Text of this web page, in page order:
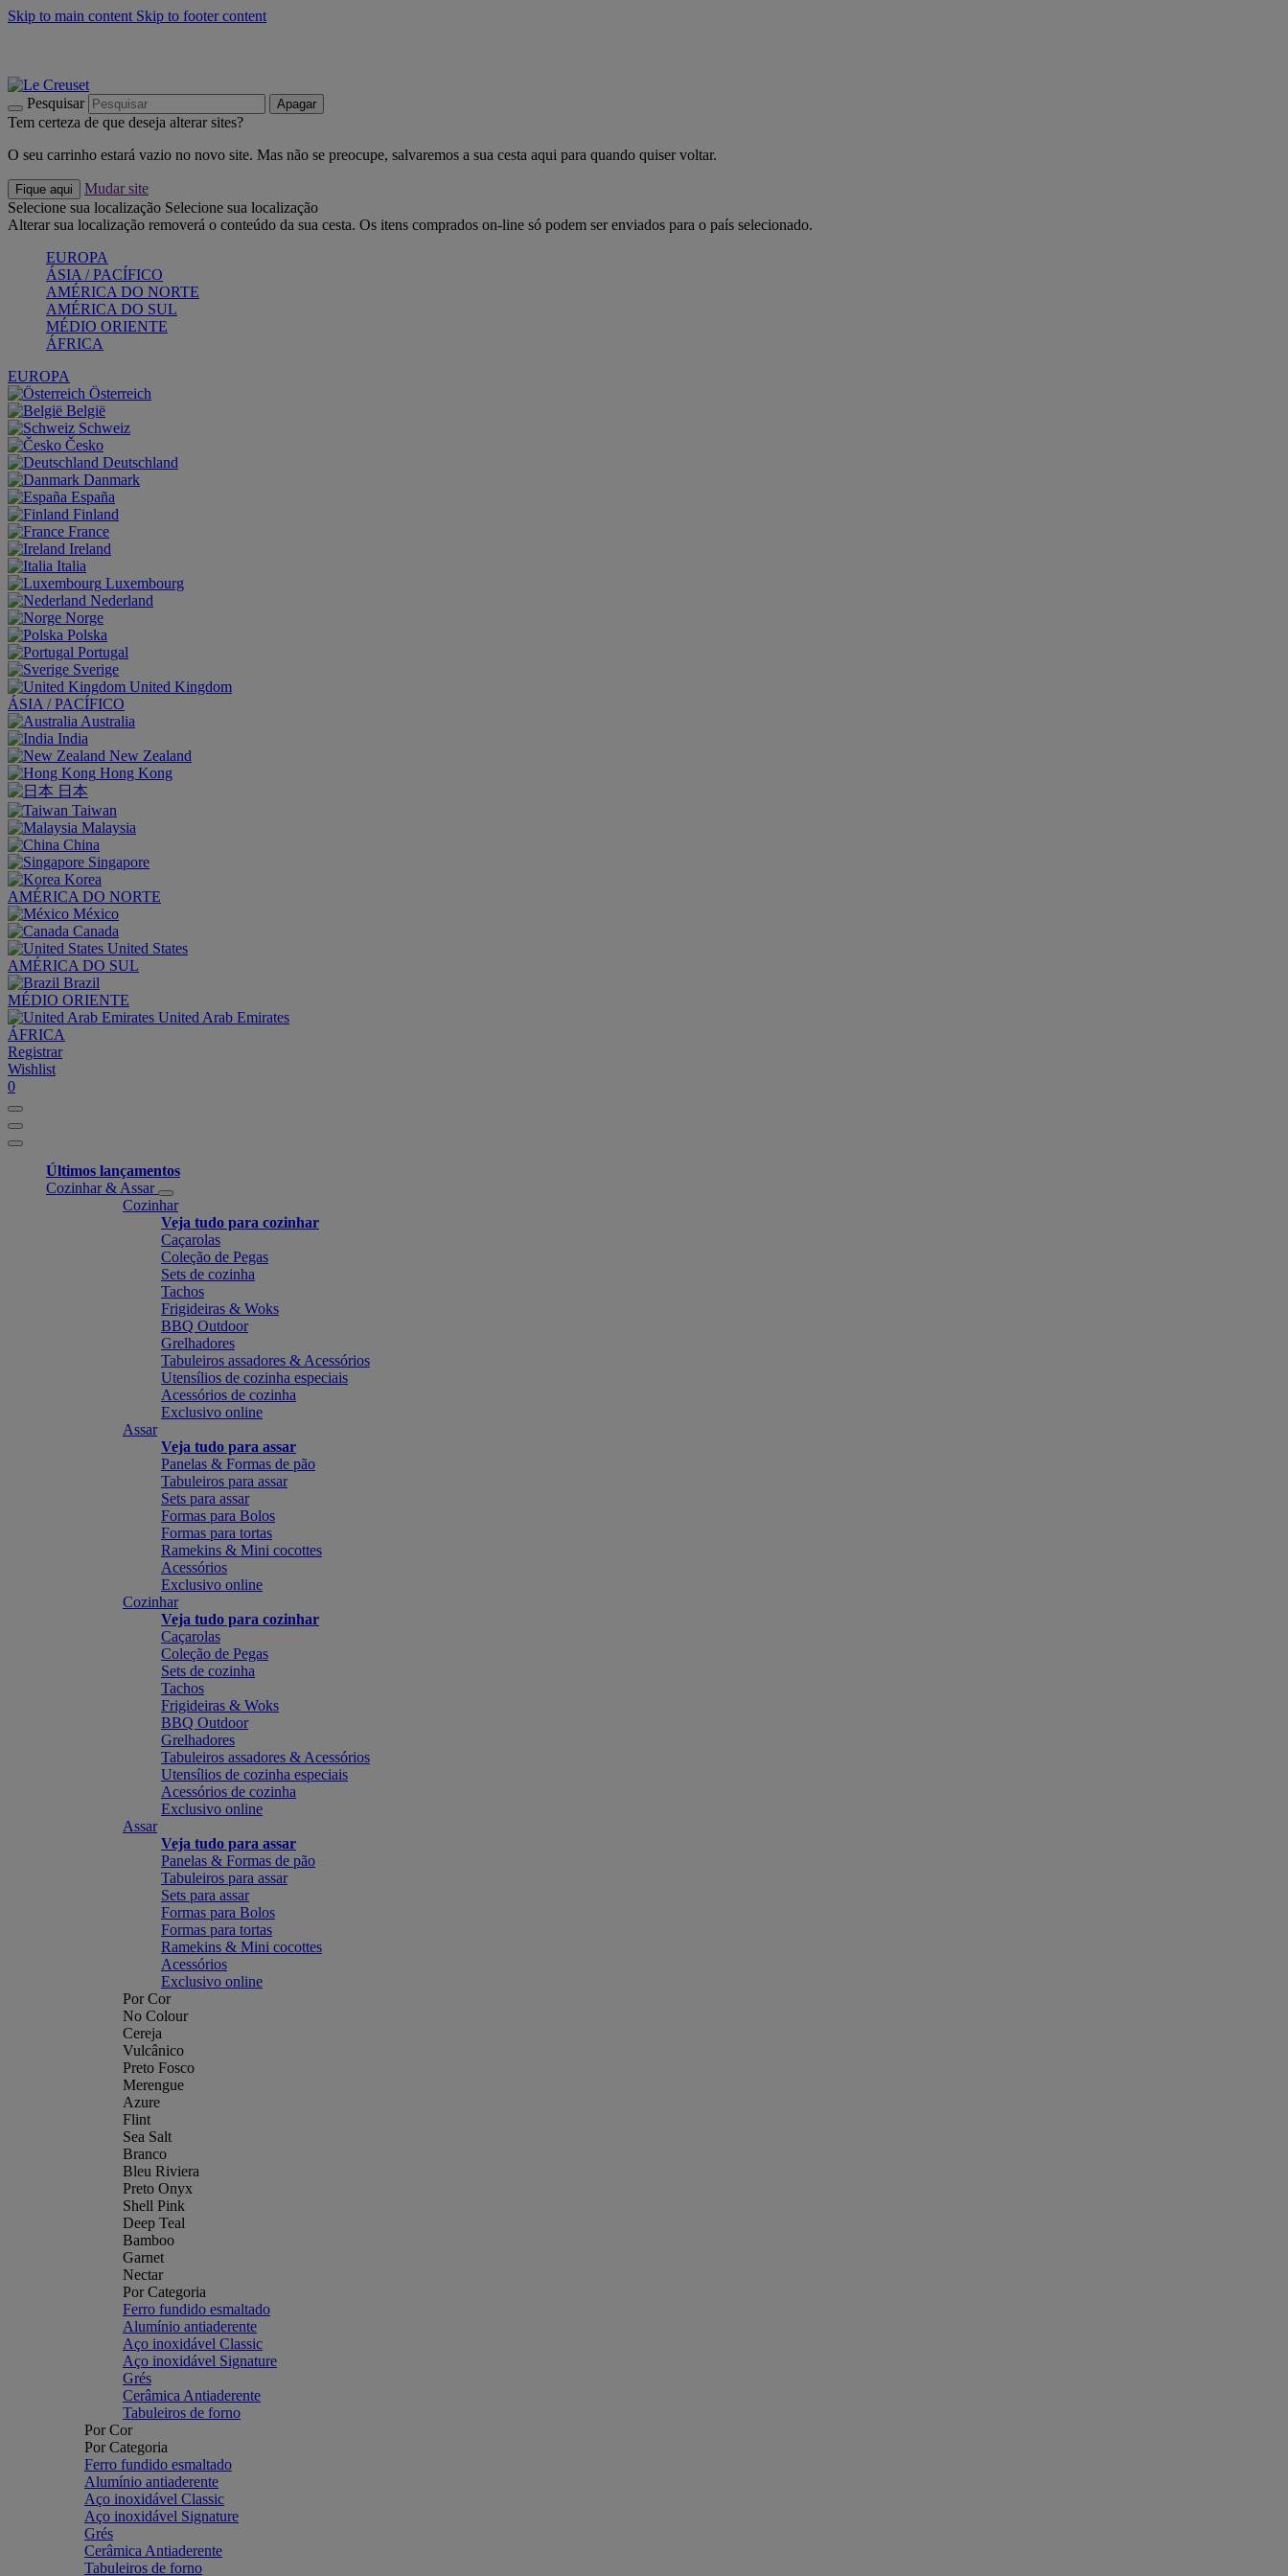
Skip to main content Skip to footer content
Pesquisar Apagar
Tem certeza de que deseja alterar sites?
O seu carrinho estará vazio no novo site. Mas não se preocupe, salvaremos a sua cesta aqui para quando quiser voltar.
Fique aqui
Mudar site
Selecione sua localização Selecione sua localização
Alterar sua localização removerá o conteúdo da sua cesta. Os itens comprados on-line só podem ser enviados para o país selecionado.
EUROPA
ÁSIA / PACÍFICO
AMÉRICA DO NORTE
AMÉRICA DO SUL
MÉDIO ORIENTE
ÁFRICA
EUROPA
Österreich
België
Schweiz
Česko
Deutschland
Danmark
España
Finland
France
Ireland
Italia
Luxembourg
Nederland
Norge
Polska
Portugal
Sverige
United Kingdom
ÁSIA / PACÍFICO
Australia
India
New Zealand
Hong Kong
日本
Taiwan
Malaysia
China
Singapore
Korea
AMÉRICA DO NORTE
México
Canada
United States
AMÉRICA DO SUL
Brazil
MÉDIO ORIENTE
United Arab Emirates
ÁFRICA
Registrar
Wishlist
0
Últimos lançamentos
Cozinhar & Assar
Cozinhar
Veja tudo para cozinhar
Caçarolas
Coleção de Pegas
Sets de cozinha
Tachos
Frigideiras & Woks
BBQ Outdoor
Grelhadores
Tabuleiros assadores & Acessórios
Utensílios de cozinha especiais
Acessórios de cozinha
Exclusivo online
Assar
Veja tudo para assar
Panelas & Formas de pão
Tabuleiros para assar
Sets para assar
Formas para Bolos
Formas para tortas
Ramekins & Mini cocottes
Acessórios
Exclusivo online
Cozinhar
Veja tudo para cozinhar
Caçarolas
Coleção de Pegas
Sets de cozinha
Tachos
Frigideiras & Woks
BBQ Outdoor
Grelhadores
Tabuleiros assadores & Acessórios
Utensílios de cozinha especiais
Acessórios de cozinha
Exclusivo online
Assar
Veja tudo para assar
Panelas & Formas de pão
Tabuleiros para assar
Sets para assar
Formas para Bolos
Formas para tortas
Ramekins & Mini cocottes
Acessórios
Exclusivo online
Por Cor
No Colour
Cereja
Vulcânico
Preto Fosco
Merengue
Azure
Flint
Sea Salt
Branco
Bleu Riviera
Preto Onyx
Shell Pink
Deep Teal
Bamboo
Garnet
Nectar
Por Categoria
Ferro fundido esmaltado
Alumínio antiaderente
Aço inoxidável Classic
Aço inoxidável Signature
Grés
Cerâmica Antiaderente
Tabuleiros de forno
Por Cor
Por Categoria
Ferro fundido esmaltado
Alumínio antiaderente
Aço inoxidável Classic
Aço inoxidável Signature
Grés
Cerâmica Antiaderente
Tabuleiros de forno